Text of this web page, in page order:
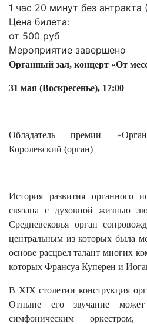
1 час 20 минут без антракта
Цена билета:
от 500 руб
Мероприятие завершено
Органный зал, концерт «От
31 мая (Воскресенье), 17:00
Обладатель премии
Королевский (орган)
История развития органного
связана с духовной жизнью
Средневековья орган
центральным из которых была
основе расцвел талант многих
которых Франсуа Куперен и
В XIX столетии конструкция
Отныне его звучание
симфоническим